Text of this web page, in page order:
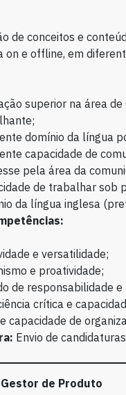
de conceitos e
on e offline, em
superior na área
domínio da língua
capacidade de
pela área da
de trabalhar sob
da língua inglesa
e versatilidade;
e proatividade;
de responsabilidade e
crítica e
capacidade de
Envio de
de Produto